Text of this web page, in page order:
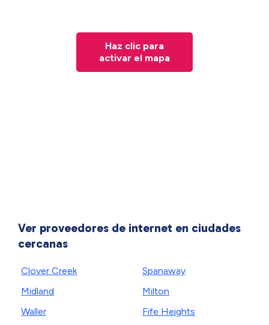
Haz clic para
activar el mapa
Ver proveedores de internet en ciudades
cercanas
Clover Creek
Midland
Waller
Spanaway
Milton
Fife Heights